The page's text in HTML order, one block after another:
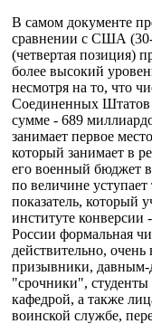
В самом документе
сравнении с США
(четвертая позиция)
более высокий
несмотря на то, что
Соединенных Штатов
сумме - 689
занимает первое
который занимает в
его военный бюджет
по величине
показатель, который
институте конверсии
России формальная
действительно,
призывники, давным-
"срочники", студенты
кафедрой, а также
воинской службе,